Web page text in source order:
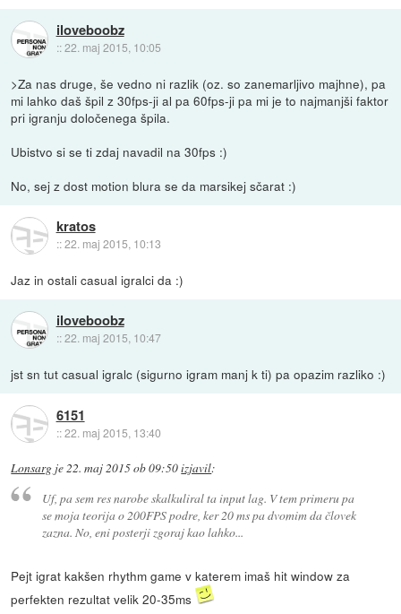
iloveboobz
::22. maj 2015, 10:05
>Za nas druge, še vedno ni razlik (oz. so zanemarljivo majhne), pa
mi lahko daš špil z 30fps-ji al pa 60fps-ji pa mi je to najmanjši faktor
pri igranju določenega špila.
Ubistvo si se ti zdaj navadil na 30fps :)
No, sej z dost motion blura se da marsikej sčarat :)
kratos
::22. maj 2015, 10:13
Jaz in ostali casual igralci da :)
iloveboobz
::22. maj 2015, 10:47
jst sn tut casual igralc (sigurno igram manj k ti) pa opazim razliko :)
6151
::22. maj 2015, 13:40
Lonsarg je22. maj 2015 ob 09:50izjavil:
Uf, pa sem res narobe skalkuliral ta input lag. V tem primeru pa
se moja teorija o 200FPS podre, ker 20 ms pa dvomim da človek
zazna. No, eni posterji zgoraj kao lahko...
Pejt igrat kakšen rhythm game v katerem imaš hit window za
perfekten rezultat velik 20-35ms